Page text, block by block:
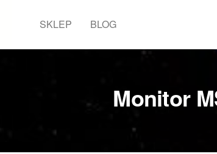
SKLEP BLOG
Monitor